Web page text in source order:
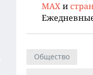
MAX и
Общество